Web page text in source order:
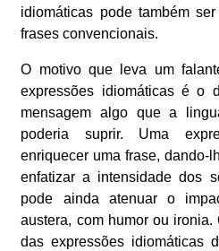
idiomáticas pode também
frases convencionais.
O motivo que leva um
expressões idiomáticas é o
mensagem algo que a
poderia suprir. Uma
enriquecer uma frase, dando-
enfatizar a intensidade dos
pode ainda atenuar o
austera, com humor ou
das expressões idiomáticas